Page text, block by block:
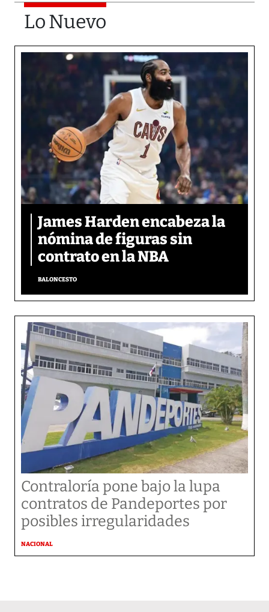
Lo Nuevo
James Harden encabeza la
nómina de figuras sin
contrato en la NBA
BALONCESTO
Contraloría pone bajo la lupa
contratos de Pandeportes por
posibles irregularidades
NACIONAL